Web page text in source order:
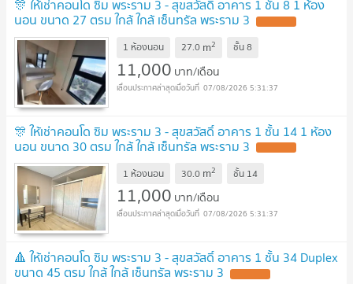
🎊 ให้เช่าคอนโด ซิม พระราม 3 - สุขสวัสดิ์ อาคาร 1 ชั้น 8 1 ห้อง
นอน ขนาด 27 ตรม ใกล้ ใกล้ เซ็นทรัล พระราม 3
1 ห้องนอน 27.0 m2 ชั้น8
11,000 บาท/เดือน
07/08/2026 5:31:37
🎊 ให้เช่าคอนโด ซิม พระราม 3 - สุขสวัสดิ์ อาคาร 1 ชั้น 14 1 ห้อง
นอน ขนาด 30 ตรม ใกล้ ใกล้ เซ็นทรัล พระราม 3
1 ห้องนอน 30.0 m2 ชั้น 14
11,000 บาท/เดือน
07/08/2026 5:31:37
🔺 ให้เช่าคอนโด ซิม พระราม 3 - สุขสวัสดิ์ อาคาร 1 ชั้น 34 Duplex
ขนาด 45 ตรม ใกล้ ใกล้ เซ็นทรัล พระราม 3